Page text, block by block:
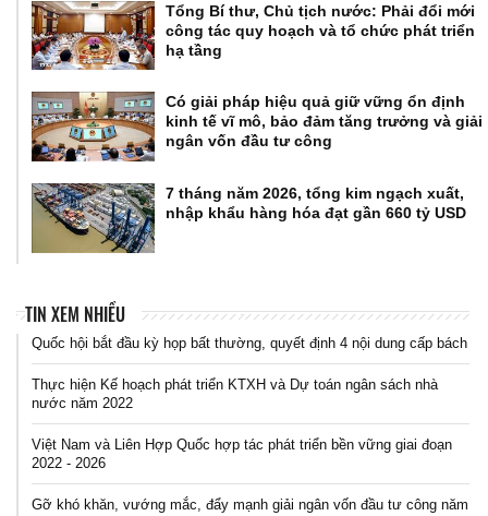
Tổng Bí thư, Chủ tịch nước: Phải đổi mới
công tác quy hoạch và tổ chức phát triển
hạ tầng
Có giải pháp hiệu quả giữ vững ổn định
kinh tế vĩ mô, bảo đảm tăng trưởng và giải
ngân vốn đầu tư công
7 tháng năm 2026, tổng kim ngạch xuất,
nhập khẩu hàng hóa đạt gần 660 tỷ USD
TIN XEM NHIỀU
Quốc hội bắt đầu kỳ họp bất thường, quyết định 4 nội dung cấp bách
Thực hiện Kế hoạch phát triển KTXH và Dự toán ngân sách nhà
nước năm 2022
Việt Nam và Liên Hợp Quốc hợp tác phát triển bền vững giai đoạn
2022 - 2026
Gỡ khó khăn, vướng mắc, đẩy mạnh giải ngân vốn đầu tư công năm